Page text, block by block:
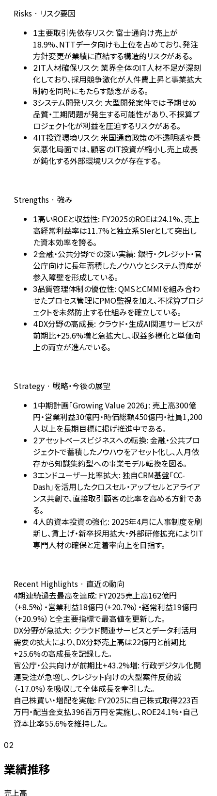
Risks · リスク要因
1主要取引先依存リスク: 富士通向け売上が
18.9%、NTTデータ向けも上位を占めており、発注
方針変更が業績に直結する構造的リスクがある。
2IT人材確保リスク: 業界全体のIT人材不足が深刻
化しており、採用競争激化が人件費上昇と事業拡大
制約を同時にもたらす懸念がある。
3システム開発リスク: 大型開発案件では予期せぬ
品質・工期問題が発生する可能性があり、不採算プ
ロジェクト化が利益を圧迫するリスクがある。
4IT投資環境リスク: 米国通商政策の不透明感や景
気悪化局面では、顧客のIT投資が縮小し売上成長
が鈍化する外部環境リスクが存在する。
Strengths · 強み
1高いROEと収益性: FY2025のROEは24.1%、売上
高経常利益率は11.7%と独立系SIerとして突出し
た資本効率を誇る。
2金融・公共分野での深い実績: 銀行・クレジット・官
公庁向けに長年蓄積したノウハウとシステム資産が
参入障壁を形成している。
3品質管理体制の優位性: QMSとCMMIを組み合わ
せたプロセス管理にPMO監視を加え、不採算プロジ
ェクトを未然防止する仕組みを確立している。
4DX分野の高成長: クラウド・生成AI関連サービスが
前期比+25.6%増と急拡大し、収益多様化と単価向
上の両立が進んでいる。
Strategy · 戦略・今後の展望
1中期計画「Growing Value 2026」: 売上高300億
円・営業利益30億円・時価総額450億円・社員1,200
人以上を長期目標に掲げ推進中である。
2アセットベースビジネスへの転換: 金融・公共プロ
ジェクトで蓄積したノウハウをアセット化し、人月依
存から知識集約型への事業モデル転換を図る。
3エンドユーザー比率拡大: 独自CRM基盤「CC-
Dash」を活用したクロスセル・アップセルとアライア
ンス共創で、直接取引顧客の比率を高める方針であ
る。
4人的資本投資の強化: 2025年4月に人事制度を刷
新し、賃上げ・新卒採用拡大・外部研修拡充によりIT
専門人材の確保と定着率向上を目指す。
Recent Highlights · 直近の動向
4期連続過去最高を達成: FY2025売上高162億円
（+8.5%）・営業利益18億円（+20.7%）・経常利益19億円
（+20.9%）と全主要指標で最高値を更新した。
DX分野が急拡大: クラウド関連サービスとデータ利活用
需要の拡大により、DX分野売上高は22億円と前期比
+25.6%の高成長を記録した。
官公庁・公共向けが前期比+43.2%増: 行政デジタル化関
連受注が急増し、クレジット向けの大型案件反動減
（-17.0%）を吸収して全体成長を牽引した。
自己株買い・増配を実施: FY2025に自己株式取得223百
万円・配当金支払396百万円を実施し、ROE24.1%・自己
資本比率55.6%を維持した。
02
業績推移
売上高